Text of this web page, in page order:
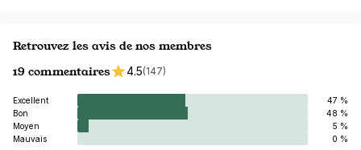
Retrouvez les avis de nos membres
19 commentaires
4.5(147)
Excellent
47 %
Bon
48 %
Moyen
5 %
Mauvais
0 %